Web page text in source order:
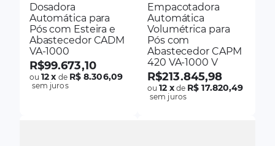
Dosadora
Automática para
Pós com Esteira e
Abastecedor CADM
VA-1000
R$99.673,10
ou12x de R$ 8.306,09
sem juros
Empacotadora
Automática
Volumétrica para
Pós com
Abastecedor CAPM
420 VA-1000 V
R$213.845,98
ou12 xde R$ 17.820,49
sem juros